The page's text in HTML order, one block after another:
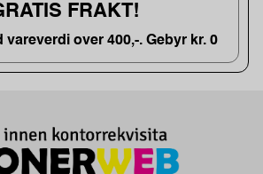
FRAKT!
vareverdi over 400,-. Gebyr kr. 0